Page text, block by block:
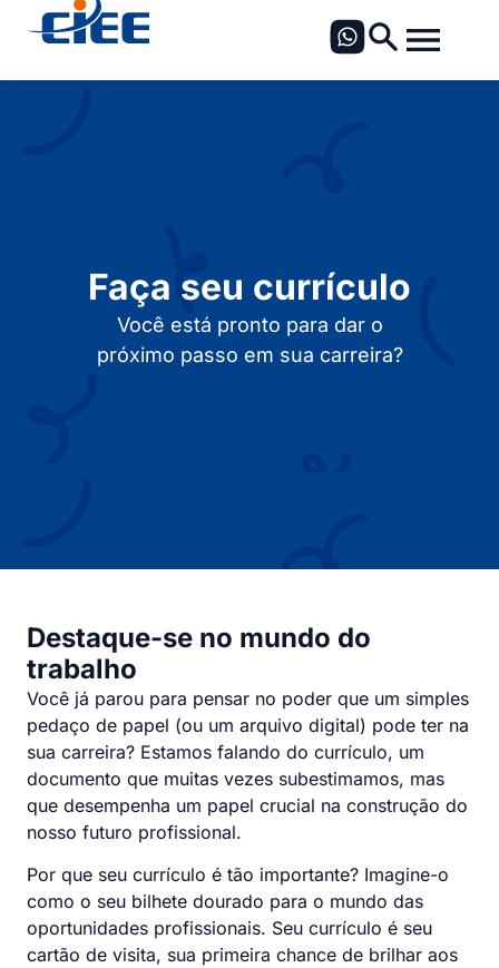
Faça seu currículo
Você está pronto para dar o
próximo passo em sua carreira?
Destaque-se no mundo do
trabalho
Você já parou para pensar no poder que um simples
pedaço de papel (ou um arquivo digital) pode ter na
sua carreira? Estamos falando do currículo, um
documento que muitas vezes subestimamos, mas
que desempenha um papel crucial na construção do
nosso futuro profissional.
Por que seu currículo é tão importante? Imagine-o
como o seu bilhete dourado para o mundo das
oportunidades profissionais. Seu currículo é seu
cartão de visita, sua primeira chance de brilhar aos